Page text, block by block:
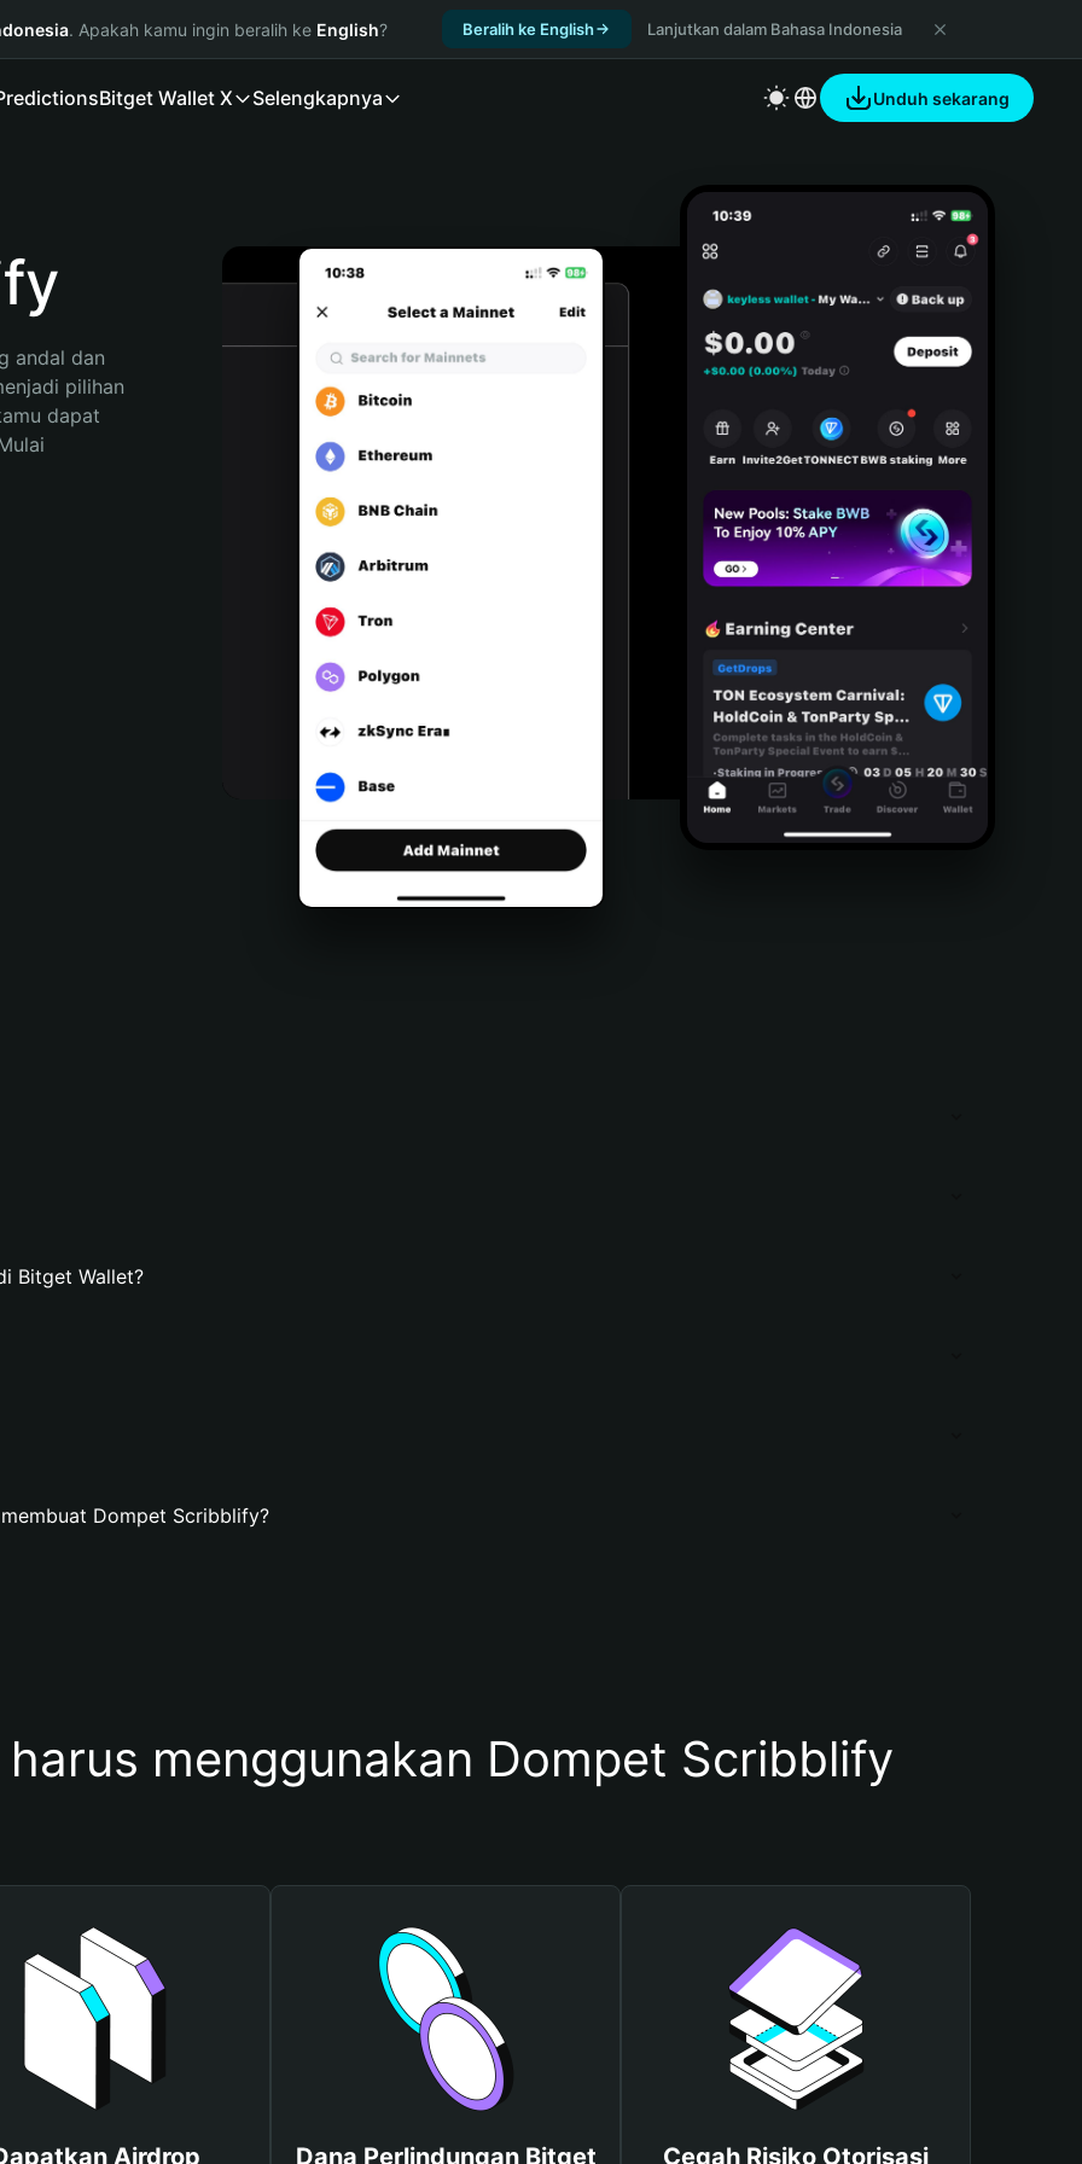
. Apakah kamu ingin beralih ke English? Beralih ke English Lanjutkan dalam Bahasa Indonesia
Bitget Wallet X Selengkapnya Unduh sekarang
andal dan
pilihan
dapat
Bitget Wallet?
Dompet Scribblify?
menggunakan Dompet Scribblify
Airdrop Dana Perlindungan Bitget Cegah Risiko Otorisasi